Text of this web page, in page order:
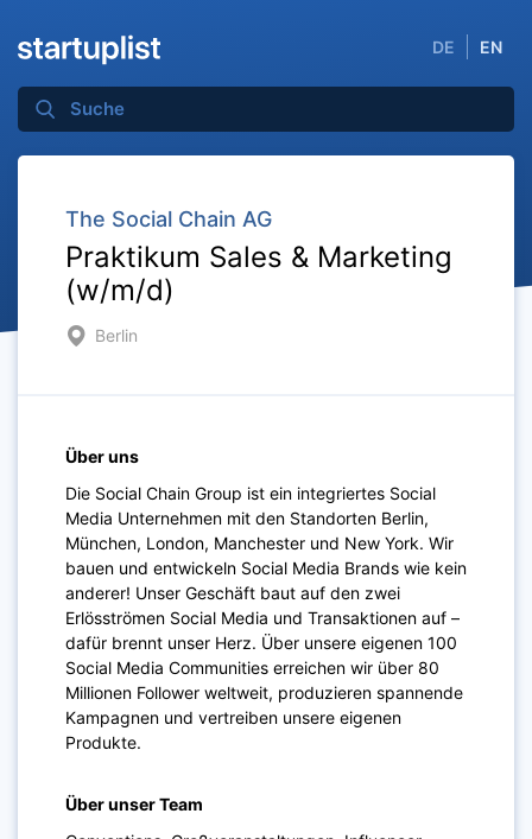
DE EN
The Social Chain AG
Praktikum Sales & Marketing
(w/m/d)
Berlin
Über uns
Die Social Chain Group ist ein integriertes Social
Media Unternehmen mit den Standorten Berlin,
München, London, Manchester und New York. Wir
bauen und entwickeln Social Media Brands wie kein
anderer! Unser Geschäft baut auf den zwei
Erlösströmen Social Media und Transaktionen auf –
dafür brennt unser Herz. Über unsere eigenen 100
Social Media Communities erreichen wir über 80
Millionen Follower weltweit, produzieren spannende
Kampagnen und vertreiben unsere eigenen
Produkte.
Über unser Team